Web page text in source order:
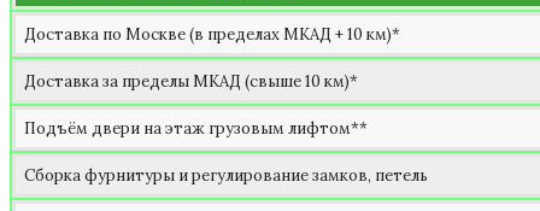
Доставка по Москве (в пределах МКАД + 10 км)*
Доставка за пределы МКАД (свыше 10 км)*
Подъём двери на этаж грузовым лифтом**
Сборка фурнитуры и регулирование замков, петель